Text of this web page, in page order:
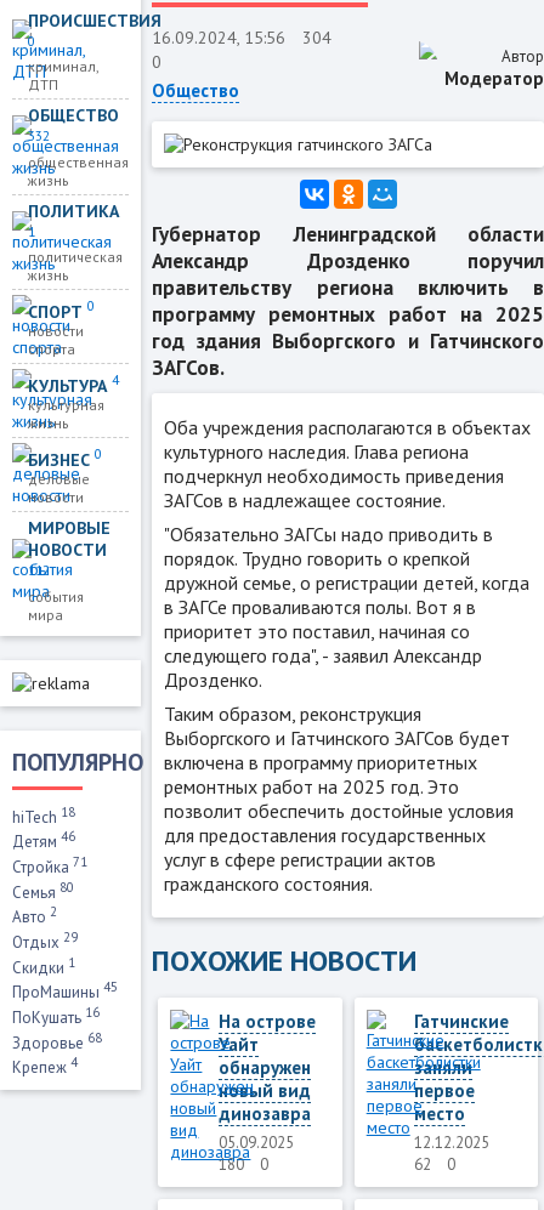
ПРОИСШЕСТВИЯ
0
криминал,
ДТП
ОБЩЕСТВО
332
общественная
жизнь
ПОЛИТИКА
1
политическая
жизнь
СПОРТ0
новости
спорта
КУЛЬТУРА4
культурная
жизнь
БИЗНЕС0
деловые
новости
МИРОВЫЕ
НОВОСТИ
112
события
мира
ПОПУЛЯРНО
hiTech 18
Детям 46
Стройка 71
Семья 80
Авто 2
Отдых 29
Скидки 1
ПроМашины 45
ПоКушать 16
Здоровье 68
Крепеж 4
16.09.2024, 15:56
304
0
Общество
Автор
Модератор
Губернатор Ленинградской области
Александр Дрозденко поручил
правительству региона включить в
программу ремонтных работ на 2025
год здания Выборгского и Гатчинского
ЗАГСов.
Оба учреждения располагаются в объектах
культурного наследия. Глава региона
подчеркнул необходимость приведения
ЗАГСов в надлежащее состояние.
"Обязательно ЗАГСы надо приводить в
порядок. Трудно говорить о крепкой
дружной семье, о регистрации детей, когда
в ЗАГСе проваливаются полы. Вот я в
приоритет это поставил, начиная со
следующего года", - заявил Александр
Дрозденко.
Таким образом, реконструкция
Выборгского и Гатчинского ЗАГСов будет
включена в программу приоритетных
ремонтных работ на 2025 год. Это
позволит обеспечить достойные условия
для предоставления государственных
услуг в сфере регистрации актов
гражданского состояния.
ПОХОЖИЕ НОВОСТИ
На острове
Уайт
обнаружен
новый вид
динозавра
05.09.2025
180
0
Гатчинские
заняли
первое
место
12.12.2025
62
0